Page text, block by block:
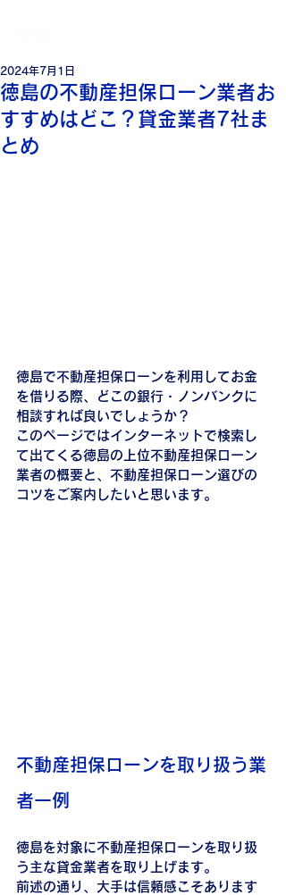
徳島の不動産担保ローン業者お
すすめはどこ？貸金業者7社ま
とめ
2024年7月1日
徳島で不動産担保ローンを利用してお金
を借りる際、どこの銀行・ノンバンクに
相談すれば良いでしょうか？
このページではインターネットで検索し
て出てくる徳島の上位不動産担保ローン
業者の概要と、不動産担保ローン選びの
コツをご案内したいと思います。
不動産担保ローンを取り扱う業
者一例
徳島を対象に不動産担保ローンを取り扱
う主な貸金業者を取り上げます。
前述の通り、大手は信頼感こそあります